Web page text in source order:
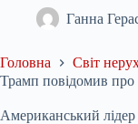
Ганна
Головна
Світ
Трамп повідомив про
Американський лідер